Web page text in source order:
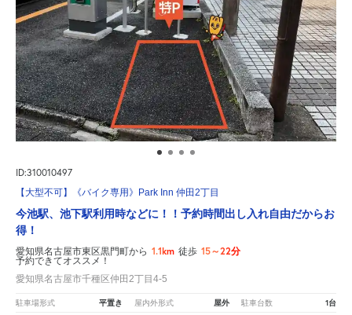
ID:310010497
【大型不可】《バイク専用》Park Inn 仲田2丁目
今池駅、池下駅利用時などに！！予約時間出し入れ自由だからお
得！
愛知県名古屋市東区黒門町から 1.1km 徒歩 15～22分
予約できてオススメ！
愛知県名古屋市千種区仲田2丁目4-5
駐車場形式 平置き 屋内外形式 屋外 駐車台数 1台